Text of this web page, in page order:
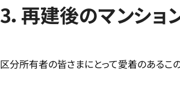
3．再建後のマンショ
区分所有者の皆さまにとって愛着のあるこ